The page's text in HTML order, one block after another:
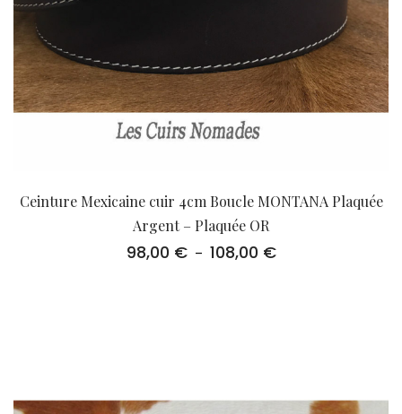
Ceinture Mexicaine cuir 4cm Boucle MONTANA Plaquée
Argent – Plaquée OR
98,00 € – 108,00 €Plage